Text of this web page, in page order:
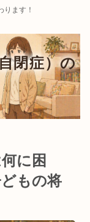
ます！
に困
もの将